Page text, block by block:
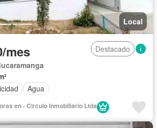
Local
mes
Destacado
Agua
en - Circulo Inmobiliario Ltda